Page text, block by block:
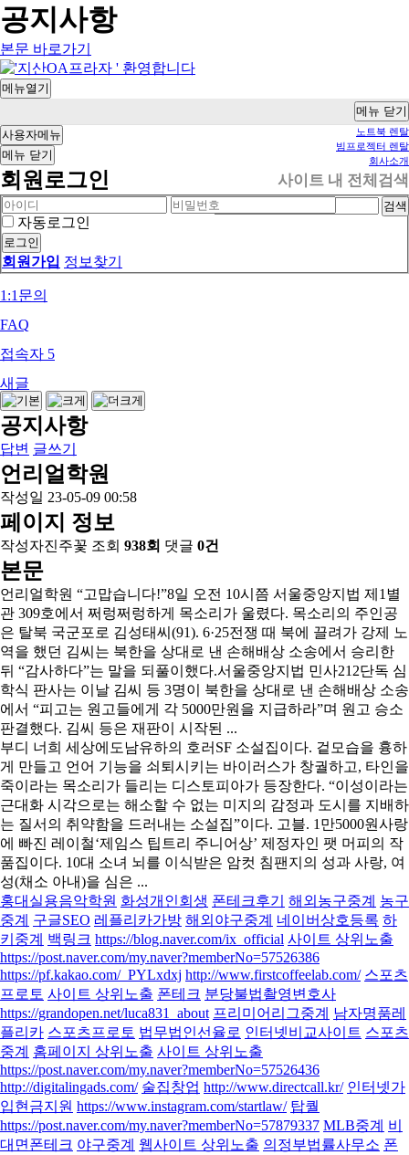
공지사항
본문 바로가기
메뉴열기
메뉴 닫기
노트북 렌탈
빔프로젝터 렌탈
회사소개
사이트 내 전체검색
검색
사용자메뉴
메뉴 닫기
회원로그인
자동로그인
회원가입 정보찾기
1:1문의
FAQ
접속자 5
새글
공지사항
답변 글쓰기
언리얼학원
작성일 23-05-09 00:58
페이지 정보
작성자진주꽃 조회 938회 댓글 0건
본문
언리얼학원 “고맙습니다!”8일 오전 10시쯤 서울중앙지법 제1별
관 309호에서 쩌렁쩌렁하게 목소리가 울렸다. 목소리의 주인공
은 탈북 국군포로 김성태씨(91). 6·25전쟁 때 북에 끌려가 강제 노
역을 했던 김씨는 북한을 상대로 낸 손해배상 소송에서 승리한
뒤 “감사하다”는 말을 되풀이했다.서울중앙지법 민사212단독 심
학식 판사는 이날 김씨 등 3명이 북한을 상대로 낸 손해배상 소송
에서 “피고는 원고들에게 각 5000만원을 지급하라”며 원고 승소
판결했다. 김씨 등은 재판이 시작된 ...
부디 너희 세상에도남유하의 호러SF 소설집이다. 겉모습을 흉하
게 만들고 언어 기능을 쇠퇴시키는 바이러스가 창궐하고, 타인을
죽이라는 목소리가 들리는 디스토피아가 등장한다. “이성이라는
근대화 시각으로는 해소할 수 없는 미지의 감정과 도시를 지배하
는 질서의 취약함을 드러내는 소설집”이다. 고블. 1만5000원사랑
에 빠진 레이철‘제임스 팁트리 주니어상’ 제정자인 팻 머피의 작
품집이다. 10대 소녀 뇌를 이식받은 암컷 침팬지의 성과 사랑, 여
성(채소 아내)을 심은 ...
홍대실용음악학원 화성개인회생 폰테크후기 해외농구중계 농구
중계 구글SEO 레플리카가방 해외야구중계 네이버상호등록 하
키중계 백링크 https://blog.naver.com/ix_official 사이트 상위노출
https://post.naver.com/my.naver?memberNo=57526386
https://pf.kakao.com/_PYLxdxj http://www.firstcoffeelab.com/ 스포츠
프로토 사이트 상위노출 폰테크 분당불법촬영변호사
https://grandopen.net/luca831_about 프리미어리그중계 남자명품레
플리카 스포츠프로토 법무법인선율로 인터넷비교사이트 스포츠
중계 홈페이지 상위노출 사이트 상위노출
https://post.naver.com/my.naver?memberNo=57526436
http://digitalingads.com/ 술집창업 http://www.directcall.kr/ 인터넷가
입현금지원 https://www.instagram.com/startlaw/ 탑퀄
https://post.naver.com/my.naver?memberNo=57879337 MLB중계 비
대면폰테크 야구중계 웹사이트 상위노출 의정부법률사무소 폰